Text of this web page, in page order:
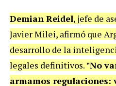
Demian Reidel, jefe de
Javier Milei, afirmó que
desarrollo de la
legales definitivos. "No
armamos regulaciones: